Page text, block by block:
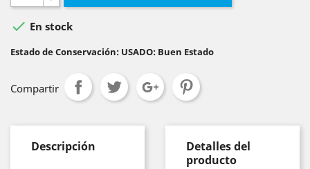
 En stock
Estado de Conservación: USADO: Buen Estado
Compartir
Descripción
Detalles del
producto